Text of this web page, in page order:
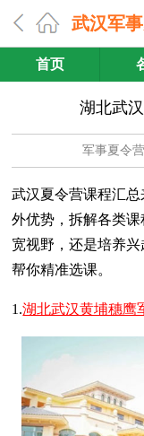
武汉军
首页
湖北武
军事夏令营
武汉夏令营课程汇
外优势，拆解各类
宽视野，还是培养
帮你精准选课。
1.湖北武汉黄埔穗鹰